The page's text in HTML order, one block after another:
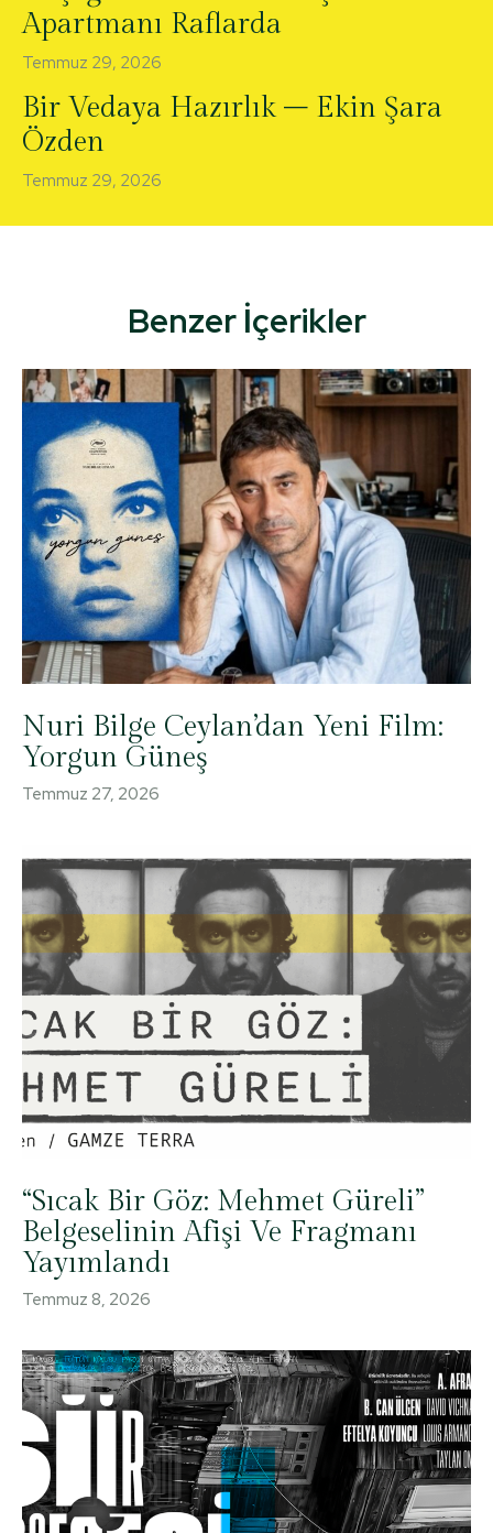
Apartmanı Raflarda
Temmuz 29, 2026
Bir Vedaya Hazırlık – Ekin Şara
Özden
Temmuz 29, 2026
Benzer İçerikler
Nuri Bilge Ceylan’dan Yeni Film:
Yorgun Güneş
Temmuz 27, 2026
“Sıcak Bir Göz: Mehmet Güreli”
Belgeselinin Afişi Ve Fragmanı
Yayımlandı
Temmuz 8, 2026